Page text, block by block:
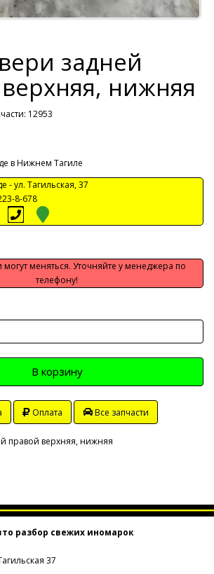
задней
нижняя
12953
в Нижнем Тагиле
-ул. Тагильская, 37
8-678
могут меняться. Уточняйте у менеджера по
телефону!
В корзину
Оплата Все запчасти
правой верхняя,нижняя
разбор свежих иномарок
37